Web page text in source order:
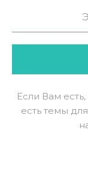
Если Вам
есть темы